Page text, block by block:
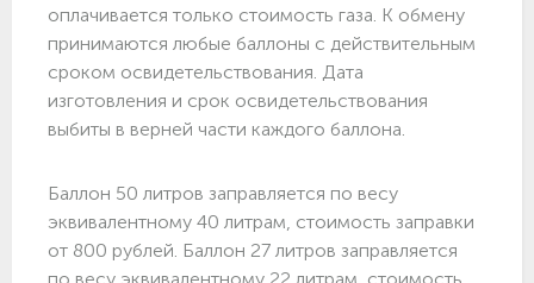
оплачивается только стоимость газа. К обмену
принимаются любые баллоны с действительным
сроком освидетельствования. Дата
изготовления и срок освидетельствования
выбиты в верней части каждого баллона.
Баллон 50 литров заправляется по весу
эквивалентному 40 литрам, стоимость заправки
от 800 рублей. Баллон 27 литров заправляется